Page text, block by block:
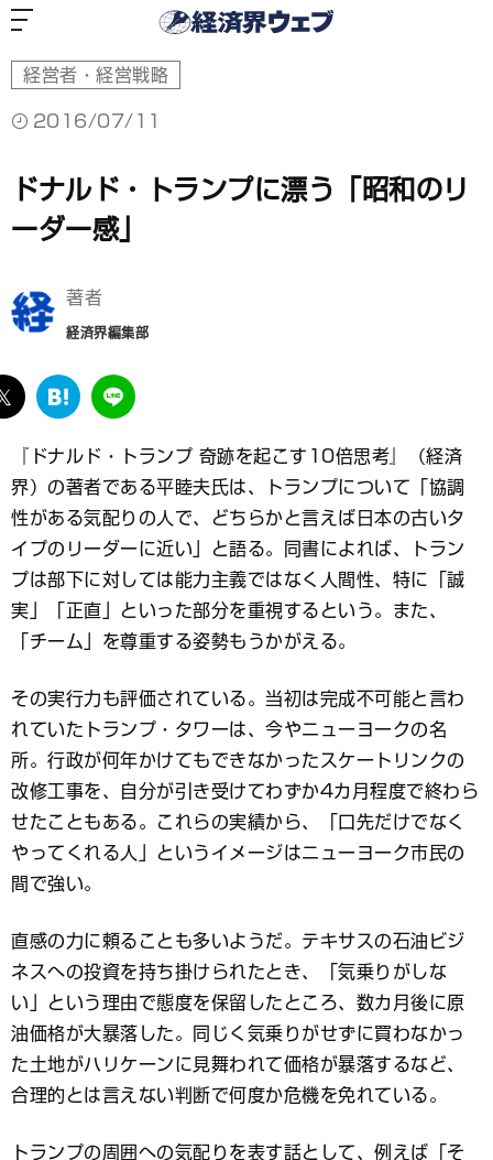
経営者・経営戦略
2016/07/11
ドナルド・トランプに漂う「昭和のリ
ーダー感」
著者
経済界編集部
twitter
は
な
ッ
ク
マ
ー
ク
LINE
『ドナルド・トランプ 奇跡を起こす10倍思考』（経済
界）の著者である平睦夫氏は、トランプについて「協調
性がある気配りの人で、どちらかと言えば日本の古いタ
イプのリーダーに近い」と語る。同書によれば、トラン
プは部下に対しては能力主義ではなく人間性、特に「誠
実」「正直」といった部分を重視するという。また、
「チーム」を尊重する姿勢もうかがえる。
その実行力も評価されている。当初は完成不可能と言わ
れていたトランプ・タワーは、今やニューヨークの名
所。行政が何年かけてもできなかったスケートリンクの
改修工事を、自分が引き受けてわずか4カ月程度で終わら
せたこともある。これらの実績から、「口先だけでなく
やってくれる人」というイメージはニューヨーク市民の
間で強い。
直感の力に頼ることも多いようだ。テキサスの石油ビジ
ネスへの投資を持ち掛けられたとき、「気乗りがしな
い」という理由で態度を保留したところ、数カ月後に原
油価格が大暴落した。同じく気乗りがせずに買わなかっ
た土地がハリケーンに見舞われて価格が暴落するなど、
合理的とは言えない判断で何度か危機を免れている。
トランプの周囲への気配りを表す話として、例えば「そ